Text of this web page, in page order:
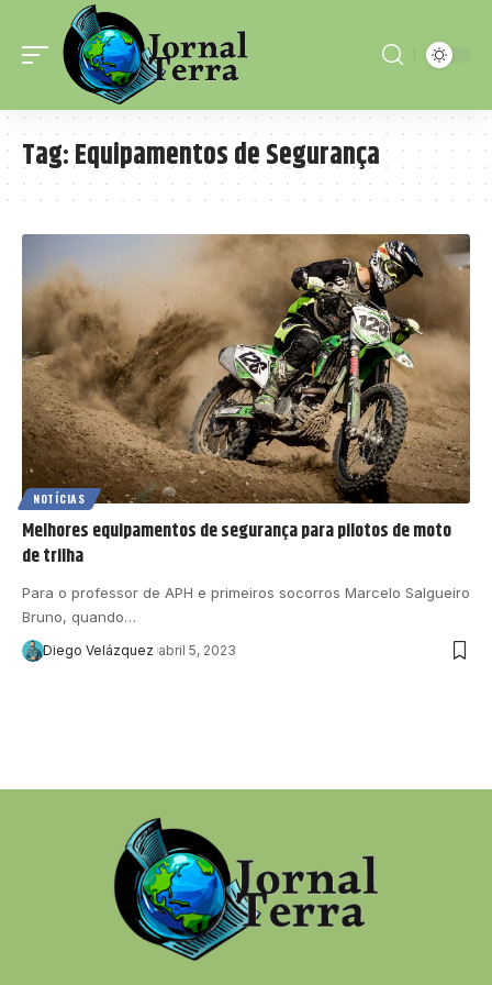
Tag:Equipamentos de Segurança
NOTÍCIAS
Melhores equipamentos de segurança para pilotos de moto
de trilha
Para o professor de APH e primeiros socorros Marcelo Salgueiro
Bruno, quando…
Diego Velázquez abril 5, 2023